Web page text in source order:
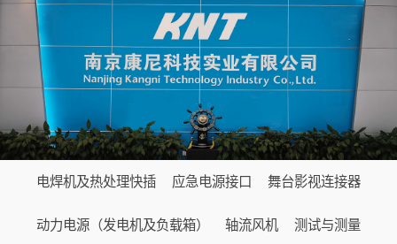
电焊机及热处理快插 应急电源接口 舞台影视连接器
动力电源（发电机及负载箱） 轴流风机 测试与测量